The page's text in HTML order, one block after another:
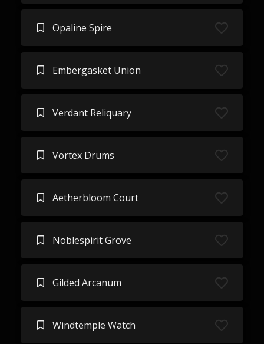
Opaline Spire
Embergasket Union
Verdant Reliquary
Vortex Drums
Aetherbloom Court
Noblespirit Grove
Gilded Arcanum
Windtemple Watch